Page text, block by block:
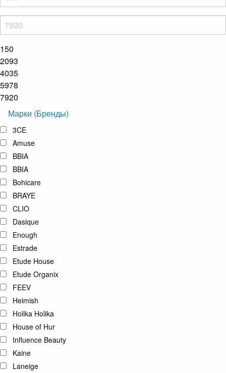
150
2093
4035
5978
7920
Марки (Бренды)
3CE
Amuse
BBIA
BBIA
Bohicare
BRAYE
CLIO
Dasique
Enough
Estrade
Etude House
Etude Organix
FEEV
Heimish
Holika Holika
House of Hur
Influence Beauty
Kaine
Laneige